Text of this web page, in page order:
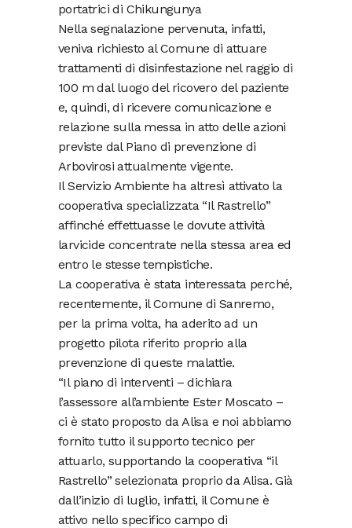
portatrici di Chikungunya
Nella segnalazione pervenuta, infatti,
veniva richiesto al Comune di attuare
trattamenti di disinfestazione nel raggio di
100 m dal luogo del ricovero del paziente
e, quindi, di ricevere comunicazione e
relazione sulla messa in atto delle azioni
previste dal Piano di prevenzione di
Arbovirosi attualmente vigente.
Il Servizio Ambiente ha altresì attivato la
cooperativa specializzata “Il Rastrello”
affinché effettuasse le dovute attività
larvicide concentrate nella stessa area ed
entro le stesse tempistiche.
La cooperativa è stata interessata perché,
recentemente, il Comune di Sanremo,
per la prima volta, ha aderito ad un
progetto pilota riferito proprio alla
prevenzione di queste malattie.
“Il piano di interventi – dichiara
l’assessore all’ambiente Ester Moscato –
ci è stato proposto da Alisa e noi abbiamo
fornito tutto il supporto tecnico per
attuarlo, supportando la cooperativa “il
Rastrello” selezionata proprio da Alisa. Già
dall’inizio di luglio, infatti, il Comune è
attivo nello specifico campo di